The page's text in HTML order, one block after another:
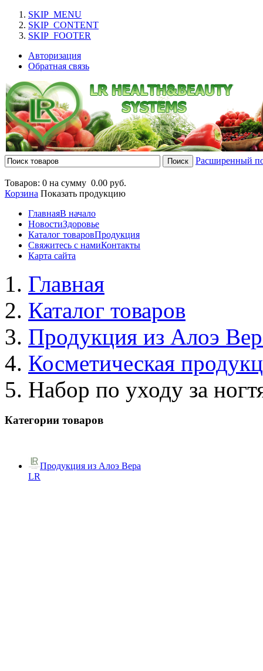
SKIP_MENU
SKIP_CONTENT
SKIP_FOOTER
Авторизация
Обратная связь
Расширенный
Товаров: 0 на сумму 0.00 руб.
Корзина Показать продукцию
ГлавнаяВ начало
НовостиЗдоровье
Каталог товаровПродукция
Свяжитесь с намиКонтакты
Карта сайта
Главная
Каталог товаров
Продукция из Алоэ
Косметическая
Набор по уходу за
Категории товаров
Продукция из Алоэ Вера
LR